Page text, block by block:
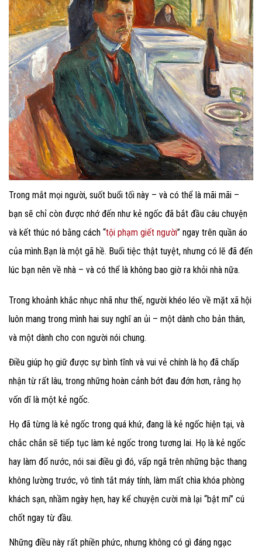
Trong mắt mọi người, suốt buổi tối này – và có thể là mãi mãi –
bạn sẽ chỉ còn được nhớ đến như kẻ ngốc đã bắt đầu câu chuyện
và kết thúc nó bằng cách “tội phạm giết người” ngay trên quần áo
của mình.Bạn là một gã hề. Buổi tiệc thật tuyệt, nhưng có lẽ đã đến
lúc bạn nên về nhà – và có thể là không bao giờ ra khỏi nhà nữa.
Trong khoảnh khắc nhục nhã như thế, người khéo léo về mặt xã hội
luôn mang trong mình hai suy nghĩ an ủi – một dành cho bản thân,
và một dành cho con người nói chung.
Điều giúp họ giữ được sự bình tĩnh và vui vẻ chính là họ đã chấp
nhận từ rất lâu, trong những hoàn cảnh bớt đau đớn hơn, rằng họ
vốn dĩ là một kẻ ngốc.
Họ đã từng là kẻ ngốc trong quá khứ, đang là kẻ ngốc hiện tại, và
chắc chắn sẽ tiếp tục làm kẻ ngốc trong tương lai. Họ là kẻ ngốc
hay làm đổ nước, nói sai điều gì đó, vấp ngã trên những bậc thang
không lường trước, vô tình tắt máy tính, làm mất chìa khóa phòng
khách sạn, nhầm ngày hẹn, hay kể chuyện cười mà lại “bật mí” cú
chốt ngay từ đầu.
Những điều này rất phiền phức, nhưng không có gì đáng ngạc